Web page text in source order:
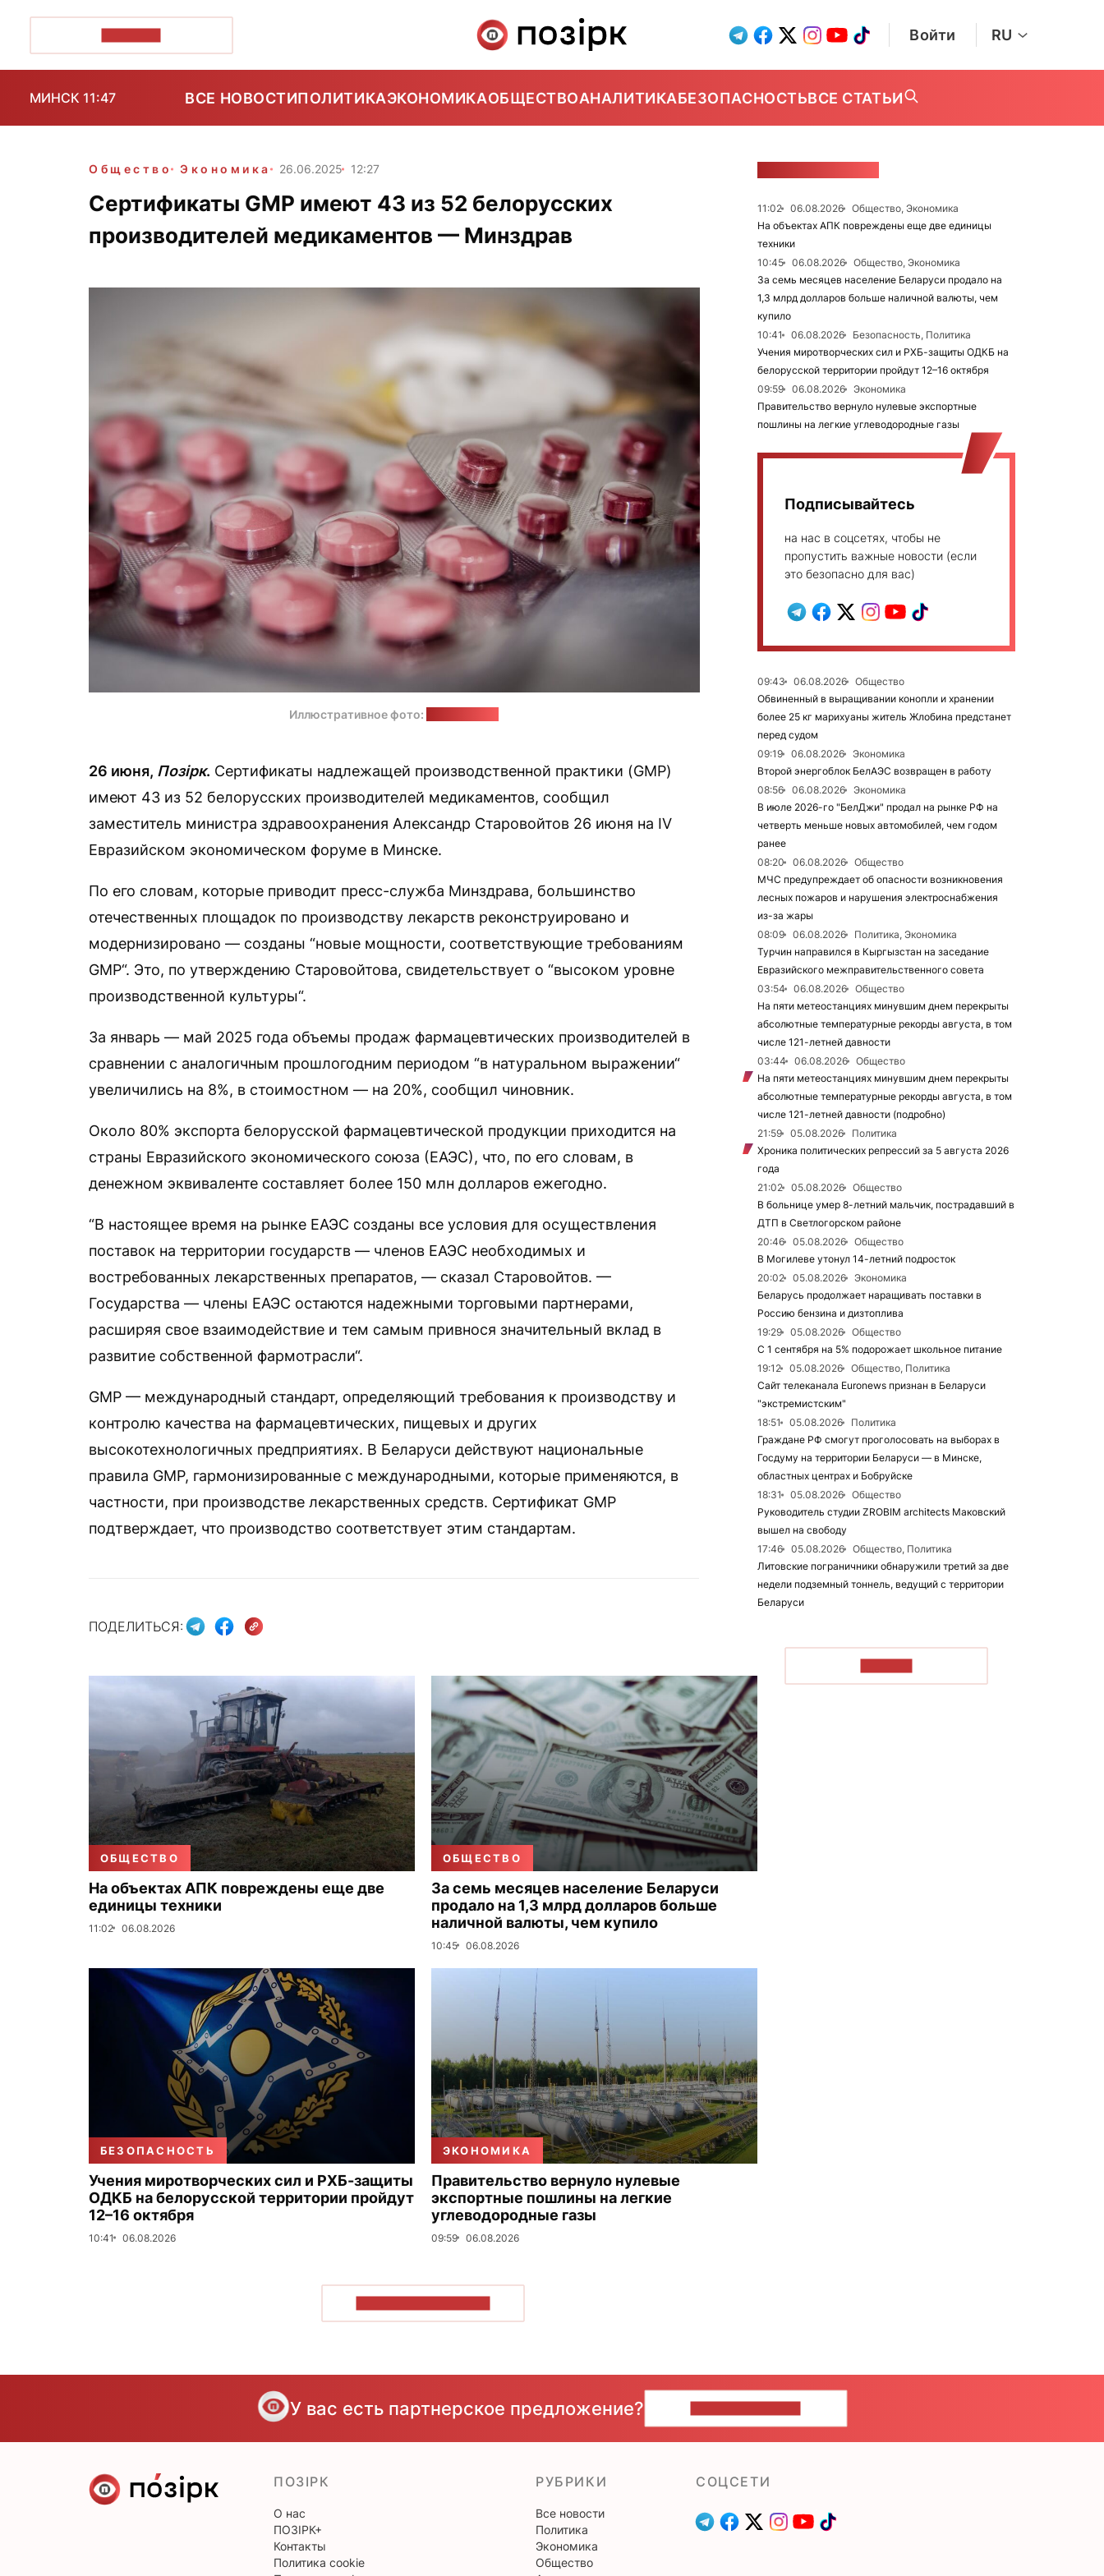
Войти RU
МИНСК 11:47 ВСЕ НОВОСТИПОЛИТИКАЭКОНОМИКАОБЩЕСТВОАНАЛИТИКАБЕЗОПАСНОСТЬВСЕ СТАТЬИ
Общество Экономика 26.06.2025 12:27
Сертификаты GMP имеют 43 из 52 белорусских
производителей медикаментов — Минздрав
Иллюстративное фото:
26 июня, Позірк. Сертификаты надлежащей производственной практики (GMP)
имеют 43 из 52 белорусских производителей медикаментов, сообщил
заместитель министра здравоохранения Александр Старовойтов 26 июня на IV
Евразийском экономическом форуме в Минске.
По его словам, которые приводит пресс-служба Минздрава, большинство
отечественных площадок по производству лекарств реконструировано и
модернизировано — созданы “новые мощности, соответствующие требованиям
GMP“. Это, по утверждению Старовойтова, свидетельствует о “высоком уровне
производственной культуры“.
За январь — май 2025 года объемы продаж фармацевтических производителей в
сравнении с аналогичным прошлогодним периодом “в натуральном выражении“
увеличились на 8%, в стоимостном — на 20%, сообщил чиновник.
Около 80% экспорта белорусской фармацевтической продукции приходится на
страны Евразийского экономического союза (ЕАЭС), что, по его словам, в
денежном эквиваленте составляет более 150 млн долларов ежегодно.
“В настоящее время на рынке ЕАЭС созданы все условия для осуществления
поставок на территории государств — членов ЕАЭС необходимых и
востребованных лекарственных препаратов, — сказал Старовойтов. —
Государства — члены ЕАЭС остаются надежными торговыми партнерами,
расширяя свое взаимодействие и тем самым привнося значительный вклад в
развитие собственной фармотрасли“.
GMP — международный стандарт, определяющий требования к производству и
контролю качества на фармацевтических, пищевых и других
высокотехнологичных предприятиях. В Беларуси действуют национальные
правила GMP, гармонизированные с международными, которые применяются, в
частности, при производстве лекарственных средств. Сертификат GMP
подтверждает, что производство соответствует этим стандартам.
ПОДЕЛИТЬСЯ:
ОБЩЕСТВО
На объектах АПК повреждены еще две
единицы техники
11:02 06.08.2026
ОБЩЕСТВО
За семь месяцев население Беларуси
продало на 1,3 млрд долларов больше
наличной валюты, чем купило
10:45 06.08.2026
БЕЗОПАСНОСТЬ
Учения миротворческих сил и РХБ-защиты
ОДКБ на белорусской территории пройдут
12–16 октября
10:41 06.08.2026
ЭКОНОМИКА
Правительство вернуло нулевые
экспортные пошлины на легкие
углеводородные газы
09:59 06.08.2026
11:02 06.08.2026
Общество, Экономика
На объектах АПК повреждены еще две единицы
техники
10:45
06.08.2026
Общество, Экономика
За семь месяцев население Беларуси продало на
1,3 млрд долларов больше наличной валюты, чем
купило
10:41
06.08.2026
Безопасность, Политика
Учения миротворческих сил и РХБ-защиты ОДКБ на
белорусской территории пройдут 12–16 октября
09:59
06.08.2026
Экономика
Правительство вернуло нулевые экспортные
пошлины на легкие углеводородные газы
Подписывайтесь
на нас в соцсетях, чтобы не
пропустить важные новости (если
это безопасно для вас)
09:43 06.08.2026
Общество
Обвиненный в выращивании конопли и хранении
более 25 кг марихуаны житель Жлобина предстанет
перед судом
09:19
06.08.2026
Экономика
Второй энергоблок БелАЭС возвращен в работу
08:56
06.08.2026
Экономика
В июле 2026-го "БелДжи" продал на рынке РФ на
четверть меньше новых автомобилей, чем годом
ранее
08:20
06.08.2026
Общество
МЧС предупреждает об опасности возникновения
лесных пожаров и нарушения электроснабжения
из-за жары
08:09
06.08.2026
Политика, Экономика
Турчин направился в Кыргызстан на заседание
Евразийского межправительственного совета
03:54
06.08.2026
Общество
На пяти метеостанциях минувшим днем перекрыты
абсолютные температурные рекорды августа, в том
числе 121-летней давности
03:44
06.08.2026
Общество
На пяти метеостанциях минувшим днем перекрыты
абсолютные температурные рекорды августа, в том
числе 121-летней давности (подробно)
21:59
05.08.2026
Политика
Хроника политических репрессий за 5 августа 2026
года
21:02
05.08.2026
Общество
В больнице умер 8-летний мальчик, пострадавший в
ДТП в Светлогорском районе
20:46
05.08.2026
Общество
В Могилеве утонул 14-летний подросток
20:02
05.08.2026
Экономика
Беларусь продолжает наращивать поставки в
Россию бензина и дизтоплива
19:29
05.08.2026
Общество
С 1 сентября на 5% подорожает школьное питание
19:12
05.08.2026
Общество, Политика
Сайт телеканала Euronews признан в Беларуси
"экстремистским"
18:51
05.08.2026
Политика
Граждане РФ смогут проголосовать на выборах в
Госдуму на территории Беларуси — в Минске,
областных центрах и Бобруйске
18:31
05.08.2026
Общество
Руководитель студии ZROBIM architects Маковский
вышел на свободу
17:46
05.08.2026
Общество, Политика
Литовские пограничники обнаружили третий за две
недели подземный тоннель, ведущий с территории
Беларуси
У вас есть партнерское предложение?
ПОЗІРК
О нас
ПОЗІРК+
Контакты
Политика cookie
РУБРИКИ
Все новости
Политика
Экономика
Общество
CОЦСЕТИ